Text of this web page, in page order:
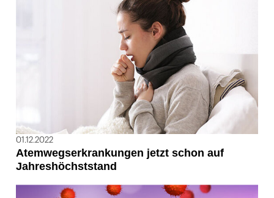
01.12.2022
Atemwegserkrankungen jetzt schon auf
Jahreshöchststand